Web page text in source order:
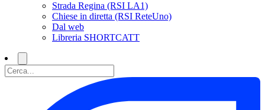
Strada Regina (RSI LA1)
Chiese in diretta (RSI ReteUno)
Dal web
Libreria SHORTCATT